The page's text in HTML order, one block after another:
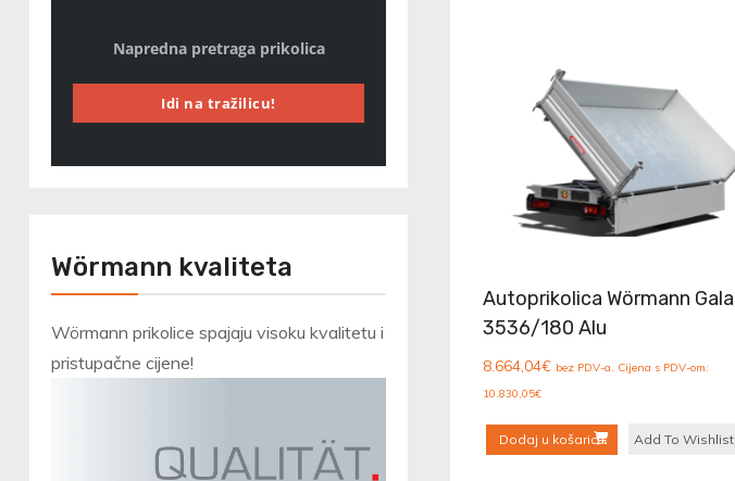
Autoprikolica Wörmann Gala
3536/180 Alu
8.664,04€ bez PDV-a. Cijena s PDV-om:
10.830,05€
Dodaj u košaricu Add To Wishlist
Napredna pretraga prikolica
Idi na tražilicu!
Wörmann kvaliteta
Wörmann prikolice spajaju visoku kvalitetu i
pristupačne cijene!